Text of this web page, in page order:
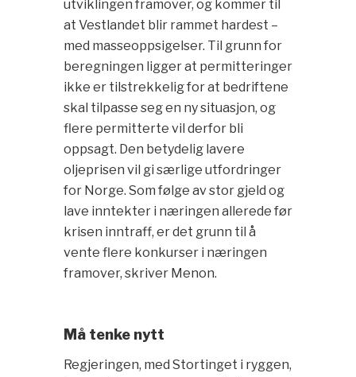
utviklingen framover, og kommer til
at Vestlandet blir rammet hardest –
med masseoppsigelser. Til grunn for
beregningen ligger at permitteringer
ikke er tilstrekkelig for at bedriftene
skal tilpasse seg en ny situasjon, og
flere permitterte vil derfor bli
oppsagt. Den betydelig lavere
oljeprisen vil gi særlige utfordringer
for Norge. Som følge av stor gjeld og
lave inntekter i næringen allerede før
krisen inntraff, er det grunn til å
vente flere konkurser i næringen
framover, skriver Menon.
Må tenke nytt
Regjeringen, med Stortinget i ryggen,